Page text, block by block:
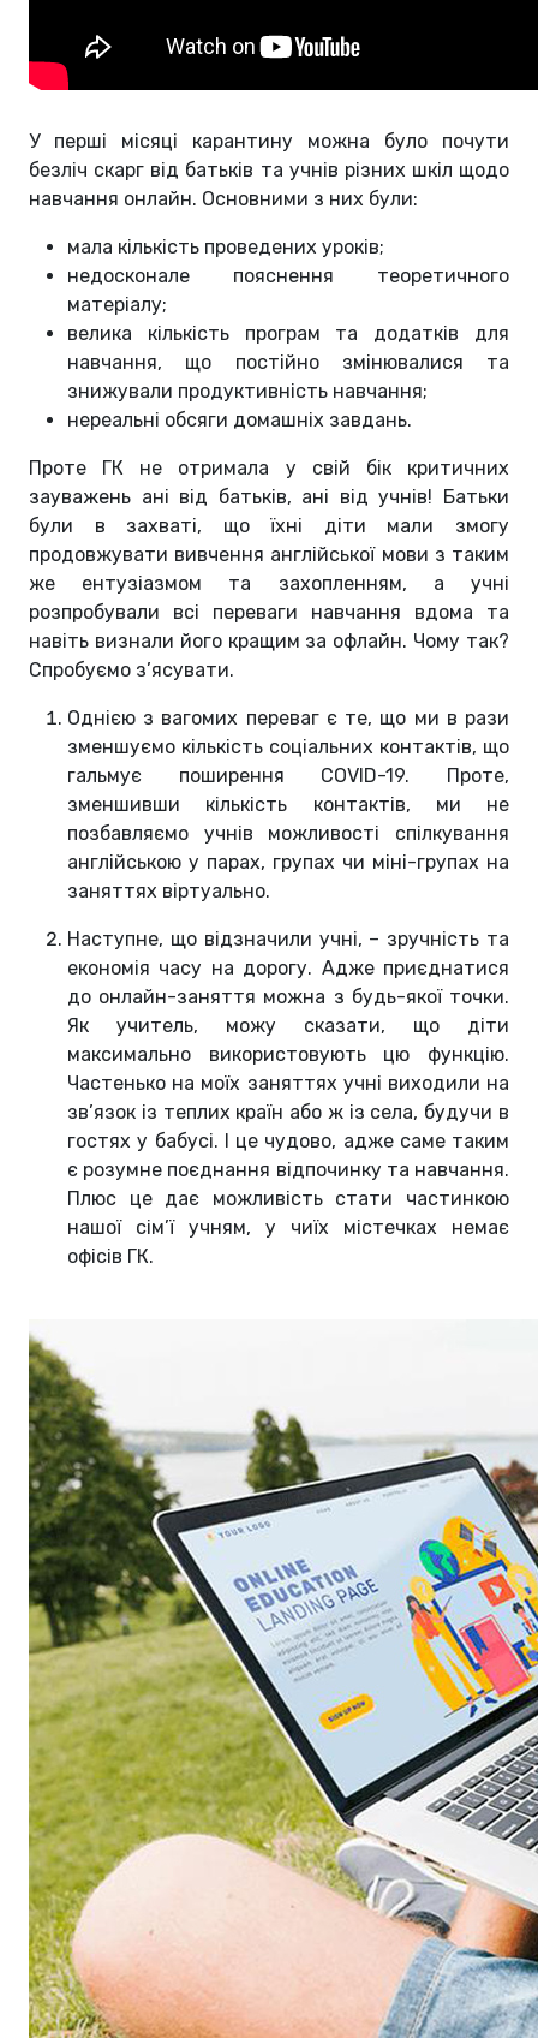
У перші місяці карантину можна було почути
безліч скарг від батьків та учнів різних шкіл щодо
навчання онлайн. Основними з них були:
мала кількість проведених уроків;
недосконале пояснення теоретичного
матеріалу;
велика кількість програм та додатків для
навчання, що постійно змінювалися та
знижували продуктивність навчання;
нереальні обсяги домашніх завдань.
Проте ГК не отримала у свій бік критичних
зауважень ані від батьків, ані від учнів! Батьки
були в захваті, що їхні діти мали змогу
продовжувати вивчення англійської мови з таким
же ентузіазмом та захопленням, а учні
розпробували всі переваги навчання вдома та
навіть визнали його кращим за офлайн. Чому так?
Спробуємо з’ясувати.
Однією з вагомих переваг є те, що ми в рази
зменшуємо кількість соціальних контактів, що
гальмує поширення COVID-19. Проте,
зменшивши кількість контактів, ми не
позбавляємо учнів можливості спілкування
англійською у парах, групах чи міні-групах на
заняттях віртуально.
Наступне, що відзначили учні, – зручність та
економія часу на дорогу. Адже приєднатися
до онлайн-заняття можна з будь-якої точки.
Як учитель, можу сказати, що діти
максимально використовують цю функцію.
Частенько на моїх заняттях учні виходили на
зв’язок із теплих країн або ж із села, будучи в
гостях у бабусі. І це чудово, адже саме таким
є розумне поєднання відпочинку та навчання.
Плюс це дає можливість стати частинкою
нашої сім’ї учням, у чиїх містечках немає
офісів ГК.